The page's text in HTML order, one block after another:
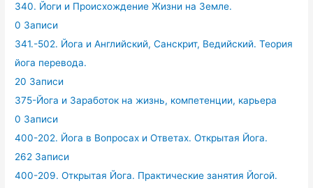
340. Йоги и Происхождение Жизни на Земле.
0 Записи
341.-502. Йога и Английский, Санскрит, Ведийский. Теория
йога перевода.
20 Записи
375-Йога и Заработок на жизнь, компетенции, карьера
0 Записи
400-202. Йога в Вопросах и Ответах. Открытая Йога.
262 Записи
400-209. Открытая Йога. Практические занятия Йогой.